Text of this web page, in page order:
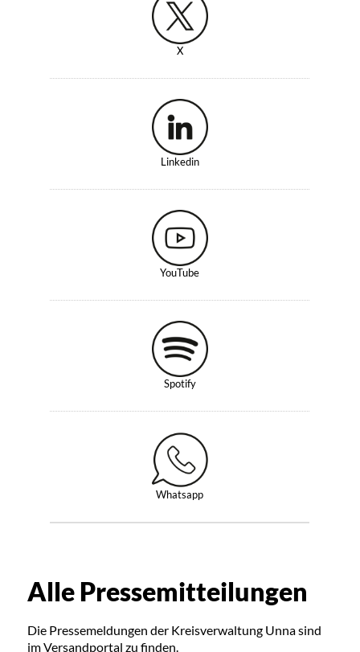
X
Linkedin
YouTube
Spotify
Whatsapp
Alle Pressemitteilungen
Die Pressemeldungen der Kreisverwaltung Unna sind
im Versandportal zu finden.